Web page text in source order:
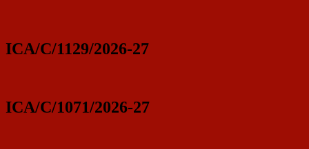
ICA/C/1129/2026-27
ICA/C/1071/2026-27